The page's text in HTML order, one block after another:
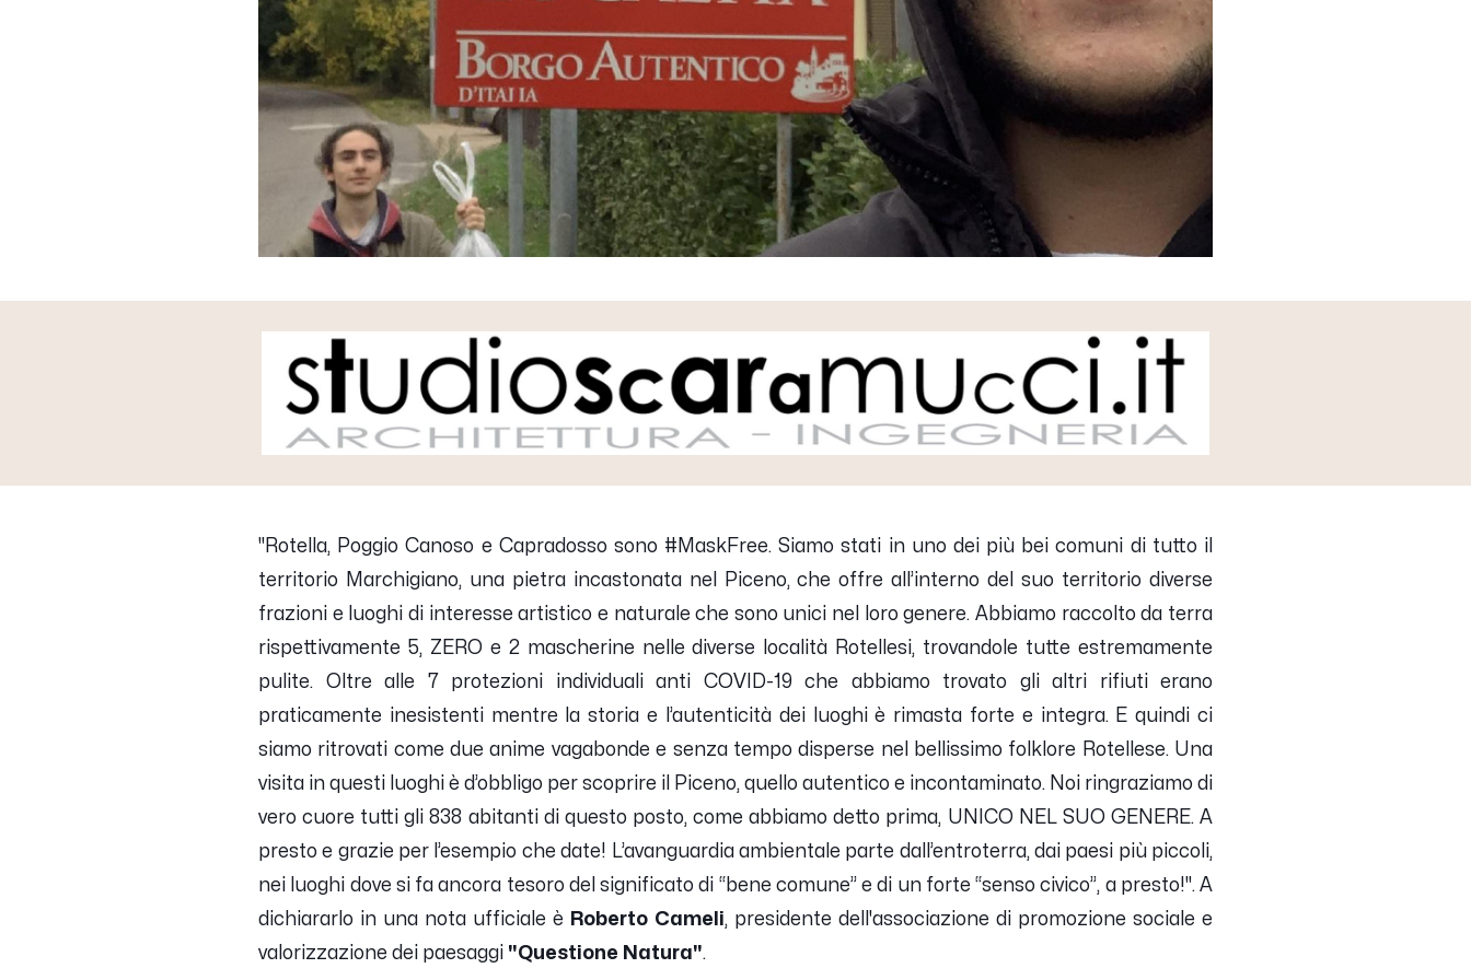
"Rotella, Poggio Canoso e Capradosso sono #MaskFree. Siamo stati in uno dei più bei comuni di tutto il
territorio Marchigiano, una pietra incastonata nel Piceno, che offre all’interno del suo territorio diverse
frazioni e luoghi di interesse artistico e naturale che sono unici nel loro genere. Abbiamo raccolto da terra
rispettivamente 5, ZERO e 2 mascherine nelle diverse località Rotellesi, trovandole tutte estremamente
pulite. Oltre alle 7 protezioni individuali anti COVID-19 che abbiamo trovato gli altri rifiuti erano
praticamente inesistenti mentre la storia e l’autenticità dei luoghi è rimasta forte e integra. E quindi ci
siamo ritrovati come due anime vagabonde e senza tempo disperse nel bellissimo folklore Rotellese. Una
visita in questi luoghi è d’obbligo per scoprire il Piceno, quello autentico e incontaminato. Noi ringraziamo di
vero cuore tutti gli 838 abitanti di questo posto, come abbiamo detto prima, UNICO NEL SUO GENERE. A
presto e grazie per l’esempio che date! L’avanguardia ambientale parte dall’entroterra, dai paesi più piccoli,
nei luoghi dove si fa ancora tesoro del significato di “bene comune” e di un forte “senso civico”, a presto!". A
dichiararlo in una nota ufficiale è Roberto Cameli, presidente dell'associazione di promozione sociale e
valorizzazione dei paesaggi "Questione Natura".